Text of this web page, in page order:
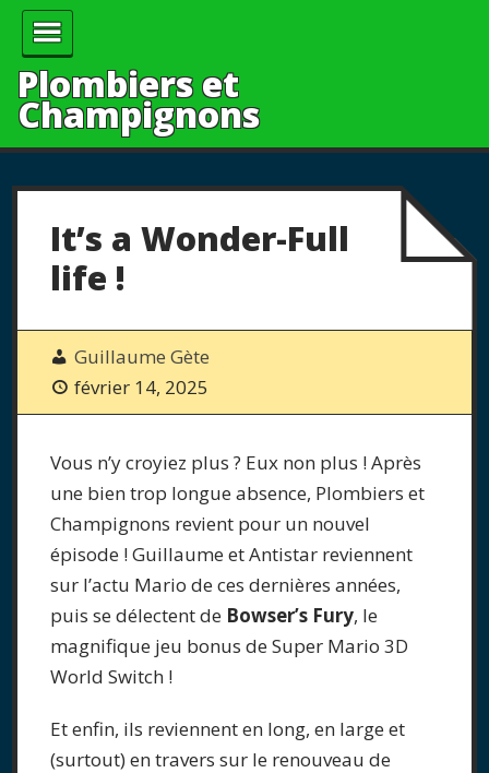
Plombiers et
Champignons
It’s a Wonder-Full
life !
Guillaume Gète
février 14, 2025
Vous n’y croyiez plus ? Eux non plus ! Après
une bien trop longue absence, Plombiers et
Champignons revient pour un nouvel
épisode ! Guillaume et Antistar reviennent
sur l’actu Mario de ces dernières années,
puis se délectent de Bowser’s Fury, le
magnifique jeu bonus de Super Mario 3D
World Switch !
Et enfin, ils reviennent en long, en large et
(surtout) en travers sur le renouveau de